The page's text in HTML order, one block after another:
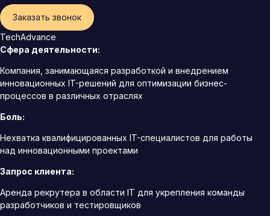
Заказать звонок
TechAdvance
Сфера деятельности:
Компания, занимающаяся разработкой и внедрением
инновационных IT-решений для оптимизации бизнес-
процессов в различных отраслях
Боль:
Нехватка квалифицированных IT-специалистов для работы
над инновационными проектами
Запрос клиента:
Аренда рекрутера в области IT для укрепления команды
разработчиков и тестировщиков